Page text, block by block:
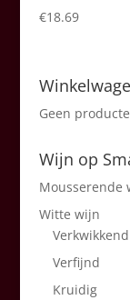
€18.69
Geen
Wijn op
Mousserende
Witte wijn
Verkwikkend
Verfijnd
Kruidig